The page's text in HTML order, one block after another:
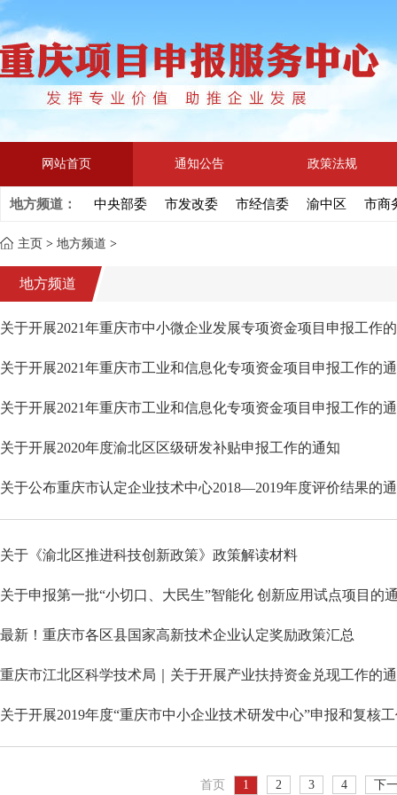
网站首页 通知公告 政策法规
地方频道： 中央部委 市发改委 市经信委 渝中区 市商
主页 > 地方频道 >
地方频道
关于开展2021年重庆市中小微企业发展专项资金项目申报工作
关于开展2021年重庆市工业和信息化专项资金项目申报工作的
关于开展2021年重庆市工业和信息化专项资金项目申报工作的
关于开展2020年度渝北区区级研发补贴申报工作的通知
关于公布重庆市认定企业技术中心2018—2019年度评价结果的
关于《渝北区推进科技创新政策》政策解读材料
关于申报第一批“小切口、大民生”智能化 创新应用试点项目的
最新！重庆市各区县国家高新技术企业认定奖励政策汇总
重庆市江北区科学技术局｜关于开展产业扶持资金兑现工作的
关于开展2019年度“重庆市中小企业技术研发中心”申报和复核
首页 1 2 3 4 下